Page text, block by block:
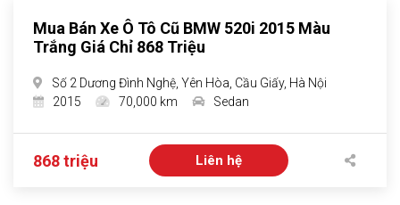
Mua Bán Xe Ô Tô Cũ BMW 520i 2015 Màu
Trắng Giá Chỉ 868 Triệu
Số 2 Dương Đình Nghệ, Yên Hòa, Cầu Giấy, Hà Nội
2015
70,000 km Sedan
868 triệu Liên hệ